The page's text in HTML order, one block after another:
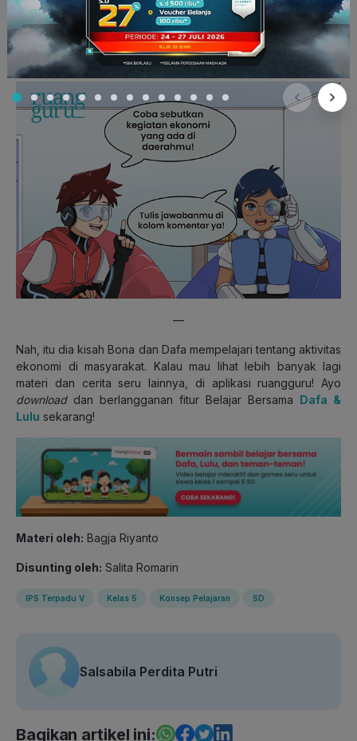
Baca Juga: Seperti Apa Ya, Kondisi Geografis Indonesia
berdasarkan Peta?
Dafa dan Bona kembali menikmati duduk santai mereka.
—
Nah, itu dia kisah Bona dan Dafa mempelajari tentang aktivitas
ekonomi di masyarakat. Kalau mau lihat lebih banyak lagi
materi dan cerita seru lainnya, di aplikasi ruangguru! Ayo
downloaddan berlangganan fitur Belajar Bersama Dafa &
Lulu sekarang!
Materi oleh: Bagja Riyanto
Disunting oleh: Salita Romarin
IPS Terpadu V Kelas 5 Konsep Pelajaran SD
Salsabila Perdita Putri
Bagikan artikel ini: